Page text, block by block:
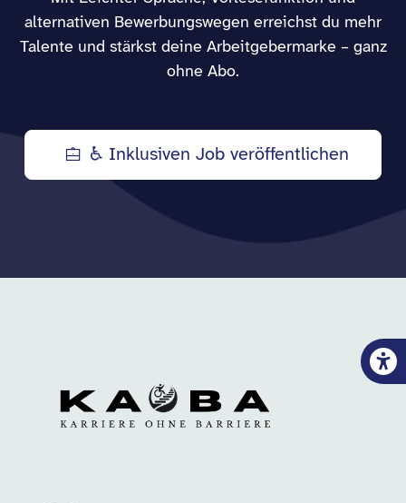
alternativen Bewerbungswegen erreichst du mehr
Talente und stärkst deine Arbeitgebermarke – ganz
ohne Abo.
♿ Inklusiven Job veröffentlichen